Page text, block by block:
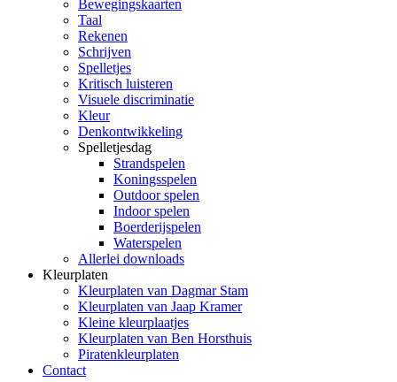
Bewegingskaarten
Taal
Rekenen
Schrijven
Spelletjes
Kritisch luisteren
Visuele discriminatie
Kleur
Denkontwikkeling
Spelletjesdag
Strandspelen
Koningsspelen
Outdoor spelen
Indoor spelen
Boerderijspelen
Waterspelen
Allerlei downloads
Kleurplaten
Kleurplaten van Dagmar Stam
Kleurplaten van Jaap Kramer
Kleine kleurplaatjes
Kleurplaten van Ben Horsthuis
Piratenkleurplaten
Contact